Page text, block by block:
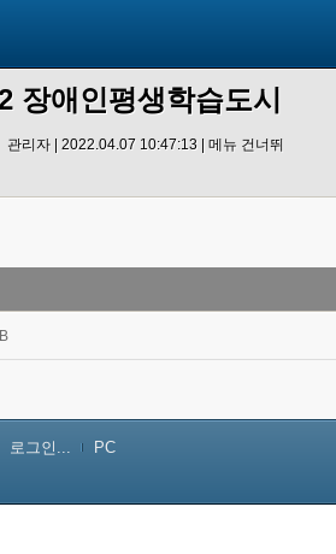
장애인평생학습도시
관리자 | 2022.04.07 10:47:13 | 메뉴 건너뛰
로그인... PC